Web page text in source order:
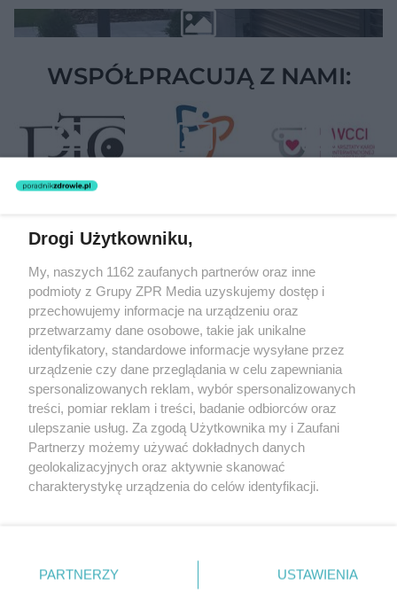
WSPÓŁPRACUJĄ Z NAMI:
Żaden utwór zamieszczony w serwisie nie może być powielany i
rozpowszechniany lub dalej rozpowszechniany w jakikolwiek sposób
(w tym także elektroniczny lub mechaniczny) na jakimkolwiek polu
eksploatacji w jakiejkolwiek formie, włącznie z umieszczaniem w
Internecie bez pisemnej zgody właściciela praw. Jakiekolwiek użycie
lub wykorzystanie utworów w całości lub w części z naruszeniem
prawa, tzn. bez właściwej zgody, jest zabronione pod groźbą kary i
może być ścigane prawnie.
O nas
Nasze serwisy
Drogi Użytkowniku,
My, naszych 1162 zaufanych partnerów oraz inne
podmioty z Grupy ZPR Media uzyskujemy dostęp i
przechowujemy informacje na urządzeniu oraz
przetwarzamy dane osobowe, takie jak unikalne
identyfikatory, standardowe informacje wysyłane przez
urządzenie czy dane przeglądania w celu zapewniania
spersonalizowanych reklam, wybór spersonalizowanych
treści, pomiar reklam i treści, badanie odbiorców oraz
ulepszanie usług. Za zgodą Użytkownika my i Zaufani
Partnerzy możemy używać dokładnych danych
geolokalizacyjnych oraz aktywnie skanować
charakterystykę urządzenia do celów identyfikacji.
zmienić/wycofać klikając przycisk ustawień prywatności
znajdujący się w lewym dolnym rogu strony
PARTNERZY USTAWIENIA